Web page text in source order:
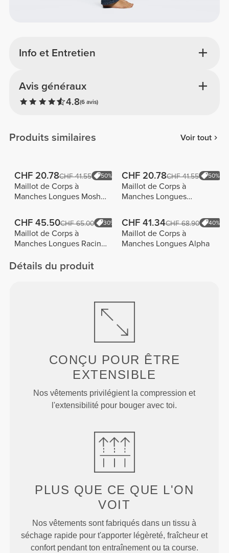
Info et Entretien
Avis généraux
4.8(6 avis)
Produits similaires Voir tout
CHF 20.78CHF 41.55 50%
Maillot de Corps à
Manches Longues Moshi
CHF 20.78CHF 41.55 50%
Maillot de Corps à
Manches Longues
CHF 45.50CHF 65.00 30%
Maillot de Corps à
Manches Longues Racing
CHF 41.34CHF 68.90 40%
Maillot de Corps à
Manches Longues Alpha
Détails du produit
CONÇU POUR ÊTRE
EXTENSIBLE
Nos vêtements privilégient la compression et
l'extensibilité pour bouger avec toi.
PLUS QUE CE QUE L'ON
VOIT
Nos vêtements sont fabriqués dans un tissu à
séchage rapide pour t'apporter légèreté, fraîcheur et
confort pendant ton entraînement ou ta course.